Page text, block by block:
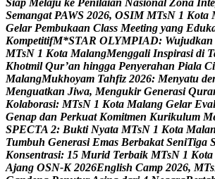
Siap Melaju ke Penilaian Nasional Zona Inte
Semangat PAWS 2026, OSIM MTsN 1 Kota
Gelar Pembukaan Class Meeting yang Eduk
KompetitifM*STAR OLYMPIAD: Wujudkan
MTsN 1 Kota MalangMenggali Inspirasi di T
Khotmil Qur’an hingga Penyerahan Piala Ci
MalangMukhoyam Tahfiz 2026: Menyatu de
Menguatkan Jiwa, Mengukir Generasi Qura
Kolaborasi: MTsN 1 Kota Malang Gelar Eval
Genap dan Perkuat Komitmen Kurikulum M
SPECTA 2: Bukti Nyata MTsN 1 Kota Malan
Tumbuh Generasi Emas Berbakat SeniTiga
Konsentrasi: 15 Murid Terbaik MTsN 1 Kota
Ajang OSN-K 2026English Camp 2026, MTs